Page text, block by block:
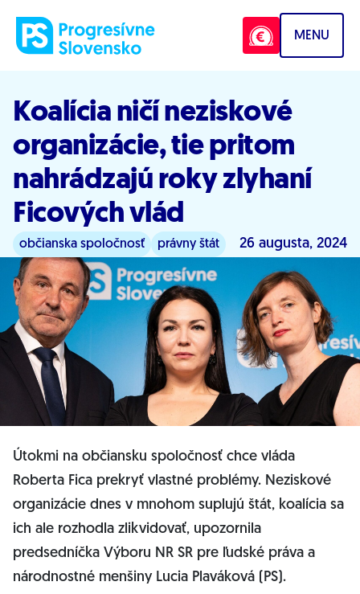
MENU
Koalícia ničí neziskové
organizácie, tie pritom
nahrádzajú roky zlyhaní
Ficových vlád
občianska spoločnosť právny štát 26 augusta, 2024
Útokmi na občiansku spoločnosť chce vláda
Roberta Fica prekryť vlastné problémy. Neziskové
organizácie dnes v mnohom suplujú štát, koalícia sa
ich ale rozhodla zlikvidovať, upozornila
predsedníčka Výboru NR SR pre ľudské práva a
národnostné menšiny Lucia Plaváková (PS).